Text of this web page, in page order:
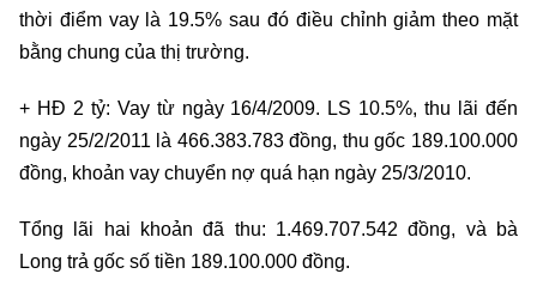
thời điểm vay là 19.5% sau đó điều chỉnh giảm theo mặt
bằng chung của thị trường.
+ HĐ 2 tỷ: Vay từ ngày 16/4/2009. LS 10.5%, thu lãi đến
ngày 25/2/2011 là 466.383.783 đồng, thu gốc 189.100.000
đồng, khoản vay chuyển nợ quá hạn ngày 25/3/2010.
Tổng lãi hai khoản đã thu: 1.469.707.542 đồng, và bà
Long trả gốc số tiền 189.100.000 đồng.